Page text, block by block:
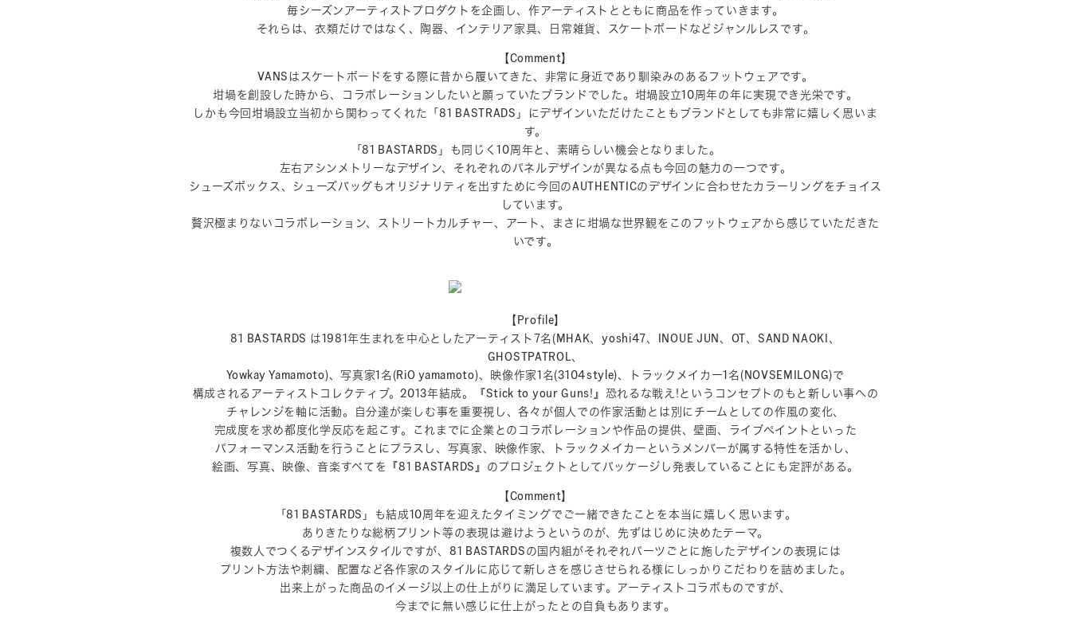
毎シーズンアーティストプロダクトを企画し、作アーティストとともに商品を作っていきます。
それらは、衣類だけではなく、陶器、インテリア家具、日常雑貨、スケートボードなどジャンルレスです。
【Comment】
VANSはスケートボードをする際に昔から履いてきた、非常に身近であり馴染みのあるフットウェアです。
坩堝を創設した時から、コラボレーションしたいと願っていたブランドでした。坩堝設立10周年の年に実現でき光栄です。
しかも今回坩堝設立当初から関わってくれた「81 BASTRADS」にデザインいただけたこともブランドとしても非常に嬉しく思いま
す。
「81 BASTARDS」も同じく10周年と、素晴らしい機会となりました。
左右アシンメトリーなデザイン、それぞれのパネルデザインが異なる点も今回の魅力の一つです。
シューズボックス、シューズバッグもオリジナリティを出すために今回のAUTHENTICのデザインに合わせたカラーリングをチョイス
しています。
贅沢極まりないコラボレーション、ストリートカルチャー、アート、まさに坩堝な世界観をこのフットウェアから感じていただきた
いです。
【Profile】
81 BASTARDS は1981年生まれを中心としたアーティスト7名(MHAK、yoshi47、INOUE JUN、OT、SAND NAOKI、
GHOSTPATROL、
Yowkay Yamamoto)、写真家1名(RiO yamamoto)、映像作家1名(3104style)、トラックメイカー1名(NOVSEMILONG)で
構成されるアーティストコレクティブ。2013年結成。『Stick to your Guns!』恐れるな戦え!というコンセプトのもと新しい事への
チャレンジを軸に活動。自分達が楽しむ事を重要視し、各々が個人での作家活動とは別にチームとしての作風の変化、
完成度を求め都度化学反応を起こす。これまでに企業とのコラボレーションや作品の提供、壁画、ライブペイントといった
パフォーマンス活動を行うことにプラスし、写真家、映像作家、トラックメイカーというメンバーが属する特性を活かし、
絵画、写真、映像、音楽すべてを『81 BASTARDS』のプロジェクトとしてパッケージし発表していることにも定評がある。
【Comment】
「81 BASTARDS」も結成10周年を迎えたタイミングでご一緒できたことを本当に嬉しく思います。
ありきたりな総柄プリント等の表現は避けようというのが、先ずはじめに決めたテーマ。
複数人でつくるデザインスタイルですが、81 BASTARDSの国内組がそれぞれパーツごとに施したデザインの表現には
プリント方法や刺繍、配置など各作家のスタイルに応じて新しさを感じさせられる様にしっかりこだわりを詰めました。
出来上がった商品のイメージ以上の仕上がりに満足しています。アーティストコラボものですが、
今までに無い感じに仕上がったとの自負もあります。